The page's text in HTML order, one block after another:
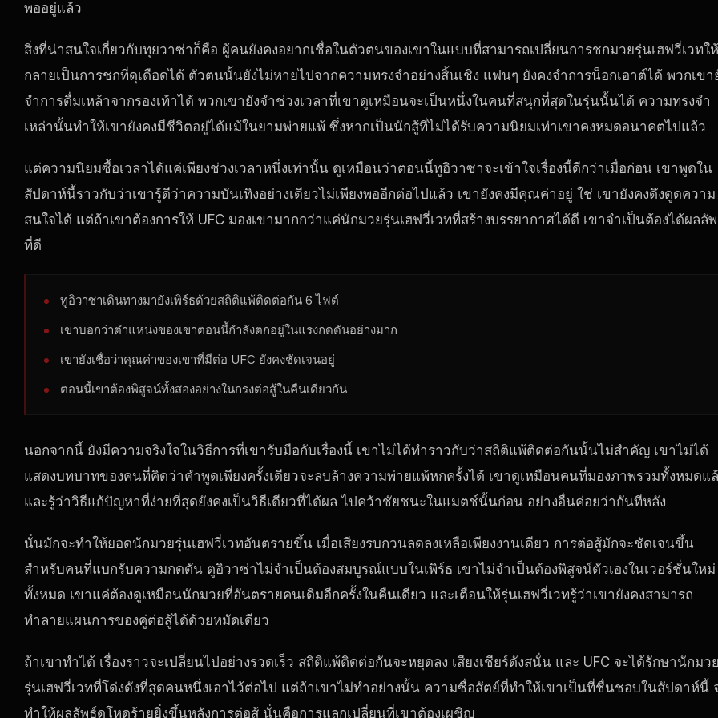
พออยู่แล้ว
สิ่งที่น่าสนใจเกี่ยวกับทุยวาซ่าก็คือ ผู้คนยังคงอยากเชื่อในตัวตนของเขาในแบบที่สามารถเปลี่ยนการชกมวยรุ่นเฮฟวี่เวทให้
กลายเป็นการชกที่ดุเดือดได้ ตัวตนนั้นยังไม่หายไปจากความทรงจำอย่างสิ้นเชิง แฟนๆ ยังคงจำการน็อกเอาต์ได้ พวกเขา
จำการดื่มเหล้าจากรองเท้าได้ พวกเขายังจำช่วงเวลาที่เขาดูเหมือนจะเป็นหนึ่งในคนที่สนุกที่สุดในรุ่นนั้นได้ ความทรงจำ
เหล่านั้นทำให้เขายังคงมีชีวิตอยู่ได้แม้ในยามพ่ายแพ้ ซึ่งหากเป็นนักสู้ที่ไม่ได้รับความนิยมเท่าเขาคงหมดอนาคตไปแล้ว
แต่ความนิยมซื้อเวลาได้แค่เพียงช่วงเวลาหนึ่งเท่านั้น ดูเหมือนว่าตอนนี้ทูอิวาซาจะเข้าใจเรื่องนี้ดีกว่าเมื่อก่อน เขาพูดใน
สัปดาห์นี้ราวกับว่าเขารู้ดีว่าความบันเทิงอย่างเดียวไม่เพียงพออีกต่อไปแล้ว เขายังคงมีคุณค่าอยู่ ใช่ เขายังคงดึงดูดความ
สนใจได้ แต่ถ้าเขาต้องการให้ UFC มองเขามากกว่าแค่นักมวยรุ่นเฮฟวี่เวทที่สร้างบรรยากาศได้ดี เขาจำเป็นต้องได้ผลลั
ที่ดี
ทูอิวาซาเดินทางมายังเพิร์ธด้วยสถิติแพ้ติดต่อกัน 6 ไฟต์
เขาบอกว่าตำแหน่งของเขาตอนนี้กำลังตกอยู่ในแรงกดดันอย่างมาก
เขายังเชื่อว่าคุณค่าของเขาที่มีต่อ UFC ยังคงชัดเจนอยู่
ตอนนี้เขาต้องพิสูจน์ทั้งสองอย่างในกรงต่อสู้ในคืนเดียวกัน
นอกจากนี้ ยังมีความจริงใจในวิธีการที่เขารับมือกับเรื่องนี้ เขาไม่ได้ทำราวกับว่าสถิติแพ้ติดต่อกันนั้นไม่สำคัญ เขาไม่ได้
แสดงบทบาทของคนที่คิดว่าคำพูดเพียงครั้งเดียวจะลบล้างความพ่ายแพ้หกครั้งได้ เขาดูเหมือนคนที่มองภาพรวมทั้งหมดแ
และรู้ว่าวิธีแก้ปัญหาที่ง่ายที่สุดยังคงเป็นวิธีเดียวที่ได้ผล ไปคว้าชัยชนะในแมตช์นั้นก่อน อย่างอื่นค่อยว่ากันทีหลัง
นั่นมักจะทำให้ยอดนักมวยรุ่นเฮฟวี่เวทอันตรายขึ้น เมื่อเสียงรบกวนลดลงเหลือเพียงงานเดียว การต่อสู้มักจะชัดเจนขึ้น
สำหรับคนที่แบกรับความกดดัน ตูอิวาซ่าไม่จำเป็นต้องสมบูรณ์แบบในเพิร์ธ เขาไม่จำเป็นต้องพิสูจน์ตัวเองในเวอร์ชั่นใหม่
ทั้งหมด เขาแค่ต้องดูเหมือนนักมวยที่อันตรายคนเดิมอีกครั้งในคืนเดียว และเตือนให้รุ่นเฮฟวี่เวทรู้ว่าเขายังคงสามารถ
ทำลายแผนการของคู่ต่อสู้ได้ด้วยหมัดเดียว
ถ้าเขาทำได้ เรื่องราวจะเปลี่ยนไปอย่างรวดเร็ว สถิติแพ้ติดต่อกันจะหยุดลง เสียงเชียร์ดังสนั่น และ UFC จะได้รักษานักมวย
รุ่นเฮฟวี่เวทที่โด่งดังที่สุดคนหนึ่งเอาไว้ต่อไป แต่ถ้าเขาไม่ทำอย่างนั้น ความซื่อสัตย์ที่ทำให้เขาเป็นที่ชื่นชอบในสัปดาห์นี้
ทำให้ผลลัพธ์ดูโหดร้ายยิ่งขึ้นหลังการต่อสู้ นั่นคือการแลกเปลี่ยนที่เขาต้องเผชิญ